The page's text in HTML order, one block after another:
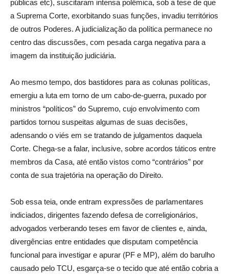
públicas etc), suscitaram intensa polêmica, sob a tese de que
a Suprema Corte, exorbitando suas funções, invadiu territórios
de outros Poderes. A judicialização da política permanece no
centro das discussões, com pesada carga negativa para a
imagem da instituição judiciária.
Ao mesmo tempo, dos bastidores para as colunas políticas,
emergiu a luta em torno de um cabo-de-guerra, puxado por
ministros “políticos” do Supremo, cujo envolvimento com
partidos tornou suspeitas algumas de suas decisões,
adensando o viés em se tratando de julgamentos daquela
Corte. Chega-se a falar, inclusive, sobre acordos táticos entre
membros da Casa, até então vistos como “contrários” por
conta de sua trajetória na operação do Direito.
Sob essa teia, onde entram expressões de parlamentares
indiciados, dirigentes fazendo defesa de correligionários,
advogados verberando teses em favor de clientes e, ainda,
divergências entre entidades que disputam competência
funcional para investigar e apurar (PF e MP), além do barulho
causado pelo TCU, esgarça-se o tecido que até então cobria a